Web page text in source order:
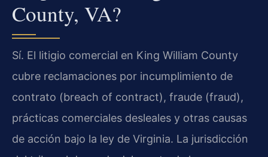
County, VA?
Sí. El litigio comercial en King William County
cubre reclamaciones por incumplimiento de
contrato (breach of contract), fraude (fraud),
prácticas comerciales desleales y otras causas
de acción bajo la ley de Virginia. La jurisdicción